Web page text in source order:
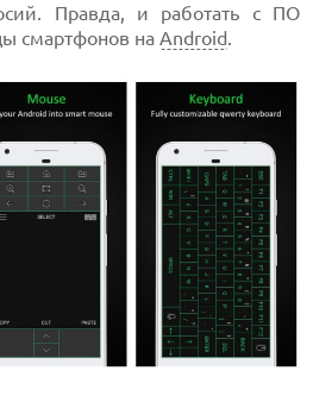
Правда, и работать с ПО
смартфонов на Android